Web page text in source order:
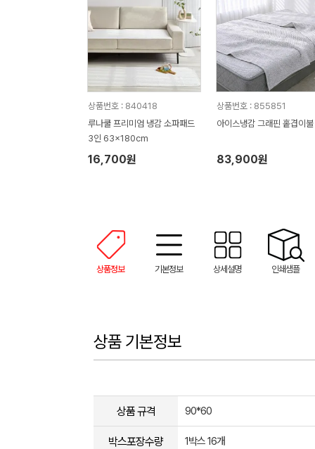
상품번호 : 840418
루나쿨 프리미엄 냉감 소파패드
3인 63x180cm
16,700원
상품번호 : 855851
아이스냉감 그래핀 홑겹이불
83,900원
상품정보 기본정보 상세설명 인쇄샘플
상품 기본정보
상품 규격 90*60
박스포장수량 1박스 16개